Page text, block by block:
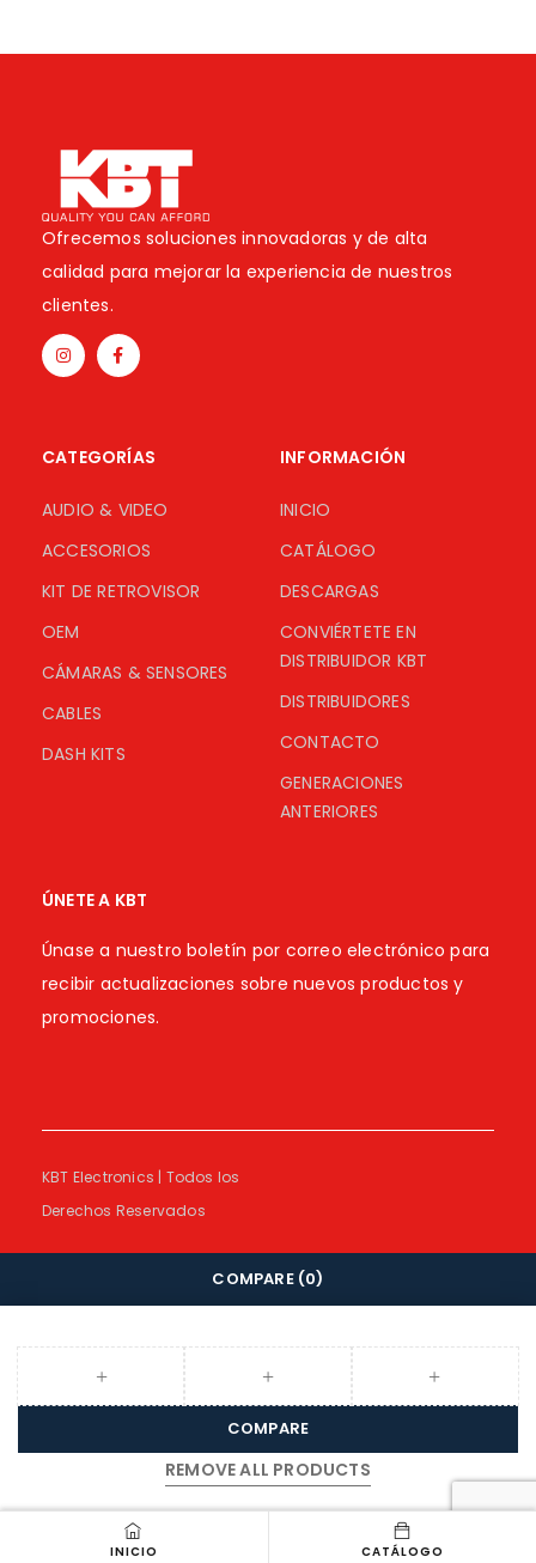
Ofrecemos soluciones innovadoras y de alta
calidad para mejorar la experiencia de nuestros
clientes.
CATEGORÍAS
AUDIO & VIDEO
ACCESORIOS
KIT DE RETROVISOR
OEM
CÁMARAS & SENSORES
CABLES
DASH KITS
INFORMACIÓN
INICIO
CATÁLOGO
DESCARGAS
CONVIÉRTETE EN
DISTRIBUIDOR KBT
DISTRIBUIDORES
CONTACTO
GENERACIONES
ANTERIORES
ÚNETE A KBT
Únase a nuestro boletín por correo electrónico para
recibir actualizaciones sobre nuevos productos y
promociones.
KBT Electronics | Todos los
Derechos Reservados
INICIO CATÁLOGO
COMPARE (0)
COMPARE
REMOVE ALL PRODUCTS